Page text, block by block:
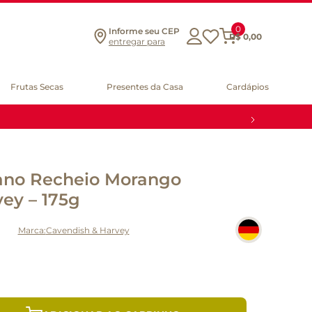
Informe seu CEP
entregar para
0
R$ 0,00
Frutas Secas Presentes da Casa Cardápios
Recheio Morango
– 175g
Cavendish & Harvey